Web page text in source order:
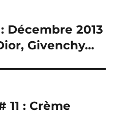
Décembre 2013
Givenchy…
11 : Crème